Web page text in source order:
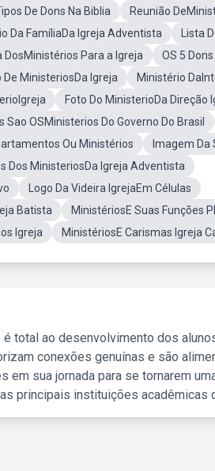
De Dons Na Biblia
Reunião
Da FamíliaDa Igreja Adventista
Lista
DosMinistérios Para a Igreja
OS 5
De MinisteriosDa Igreja
Ministério
Foto Do MinisterioDa Direção
Sao OSMinisterios Do Governo Do Brasil
Ou Ministérios
Imagem Da
Dos MinisteriosDa Igreja Adventista
Logo Da Videira IgrejaEm Células
Batista
MinistériosE Suas Funções
Igreja
MinistériosE Carismas Igreja
é total ao desenvolvimento dos
conexões genuínas e são
em sua jornada para se tornarem
principais instituições acadêmicas